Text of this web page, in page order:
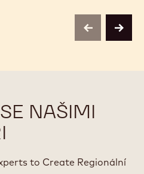
previousnext
NAŠIMI
to Create Regionální